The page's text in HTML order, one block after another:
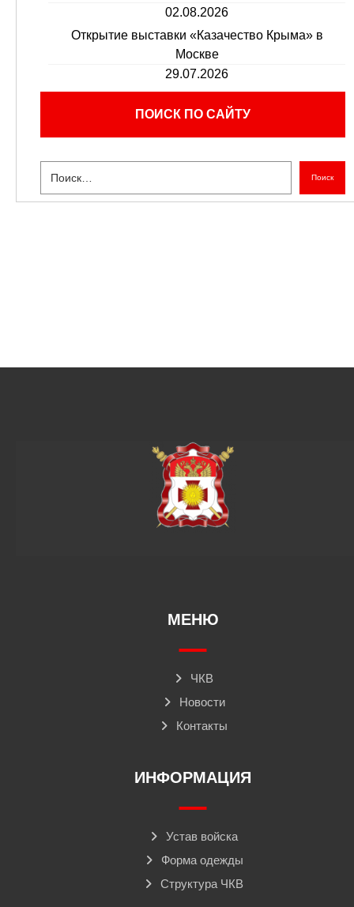
02.08.2026
Открытие выставки «Казачество Крыма» в
Москве
29.07.2026
ПОИСК ПО САЙТУ
Поиск
МЕНЮ
ЧКВ
Новости
Контакты
ИНФОРМАЦИЯ
Устав войска
Форма одежды
Структура ЧКВ